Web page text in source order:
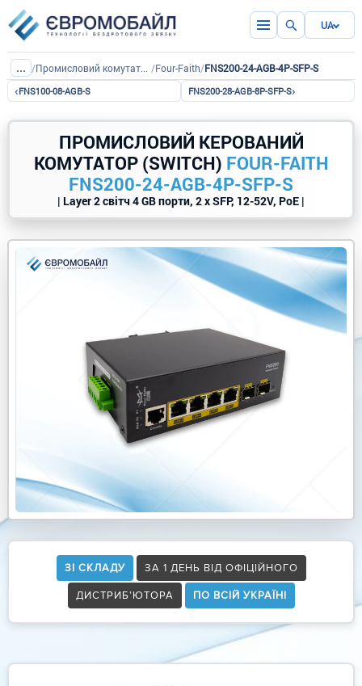
UA
... / Промисловий комутатор (Switch) /Four-Faith/FNS200-24-AGB-4P-SFP-S
‹FNS100-08-AGB-S FNS200-28-AGB-8P-SFP-S›
ПРОМИСЛОВИЙ КЕРОВАНИЙ
КОМУТАТОР (SWITCH) FOUR-FAITH
FNS200-24-AGB-4P-SFP-S
| Layer 2 світч 4 GB порти, 2 x SFP, 12-52V, PoE |
ЗІ СКЛАДУ ЗА 1 ДЕНЬ ВІД ОФІЦІЙНОГО
ДИСТРИБ’ЮТОРА ПО ВСІЙ УКРАЇНІ